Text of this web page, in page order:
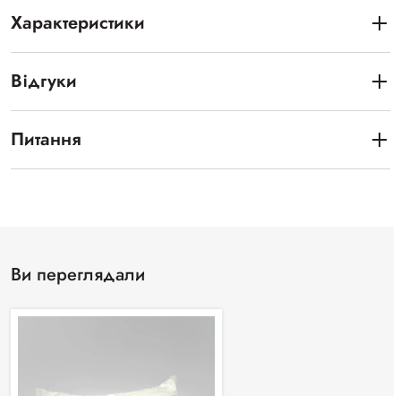
Характеристики
Відгуки
Питання
Ви переглядали